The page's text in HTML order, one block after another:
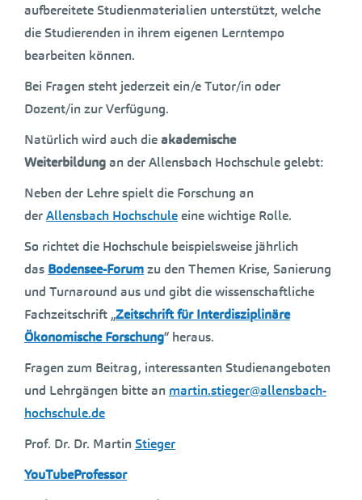
aufbereitete Studienmaterialien unterstützt, welche
die Studierenden in ihrem eigenen Lerntempo
bearbeiten können.
Bei Fragen steht jederzeit ein/e Tutor/in oder
Dozent/in zur Verfügung.
Natürlich wird auch dieakademische
Weiterbildungan der Allensbach Hochschule gelebt:
Neben der Lehre spielt die Forschung an
derAllensbach Hochschuleeine wichtige Rolle.
So richtet die Hochschule beispielsweise jährlich
das Bodensee-Forumzu den Themen Krise, Sanierung
und Turnaround aus und gibt die wissenschaftliche
Fachzeitschrift „Zeitschrift für Interdisziplinäre
Ökonomische Forschung“ heraus.
Fragen zum Beitrag, interessanten Studienangeboten
und Lehrgängen bitte an martin.stieger@allensbach-
hochschule.de
Prof. Dr. Dr. Martin Stieger
YouTubeProfessor